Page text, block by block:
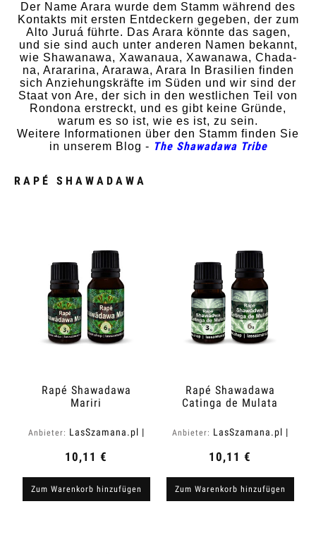
Der Name Arara wurde dem Stamm während des
Kontakts mit ersten Entdeckern gegeben, der zum
Alto Juruá führte. Das Arara könnte das sagen,
und sie sind auch unter anderen Namen bekannt,
wie Shawanawa, Xawanaua, Xawanawa, Chada-
na, Arararina, Ararawa, Arara In Brasilien finden
sich Anziehungskräfte im Süden und wir sind der
Staat von Are, der sich in den westlichen Teil von
Rondona erstreckt, und es gibt keine Gründe,
warum es so ist, wie es ist, zu sein.
Weitere Informationen über den Stamm finden Sie
in unserem Blog - The Shawadawa Tribe
RAPÉ SHAWADAWA
Rapé Shawadawa
Mariri
Anbieter: LasSzamana.pl |
10,11 €
Zum Warenkorb hinzufügen
Rapé Shawadawa
Catinga de Mulata
Anbieter: LasSzamana.pl |
10,11 €
Zum Warenkorb hinzufügen